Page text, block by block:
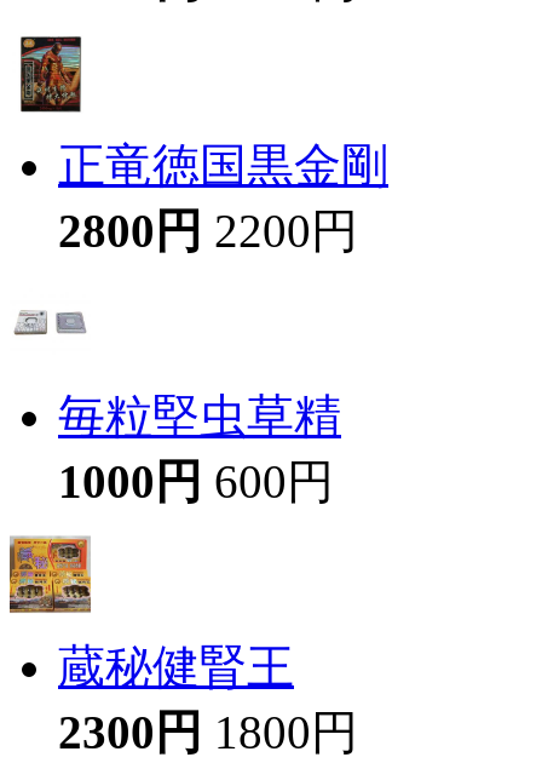
正竜徳国黒金剛
2800円 2200円
毎粒堅虫草精
1000円 600円
蔵秘健腎王
2300円 1800円